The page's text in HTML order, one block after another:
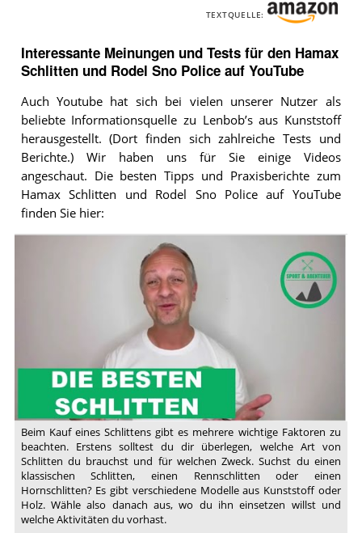
TEXTQUELLE:
Interessante Meinungen und Tests für den Hamax
Schlitten und Rodel Sno Police auf YouTube
Auch Youtube hat sich bei vielen unserer Nutzer als
beliebte Informationsquelle zu Lenbob’s aus Kunststoff
herausgestellt. (Dort finden sich zahlreiche Tests und
Berichte.) Wir haben uns für Sie einige Videos
angeschaut. Die besten Tipps und Praxisberichte zum
Hamax Schlitten und Rodel Sno Police auf YouTube
finden Sie hier:
Beim Kauf eines Schlittens gibt es mehrere wichtige Faktoren zu
beachten. Erstens solltest du dir überlegen, welche Art von
Schlitten du brauchst und für welchen Zweck. Suchst du einen
klassischen Schlitten, einen Rennschlitten oder einen
Hornschlitten? Es gibt verschiedene Modelle aus Kunststoff oder
Holz. Wähle also danach aus, wo du ihn einsetzen willst und
welche Aktivitäten du vorhast.